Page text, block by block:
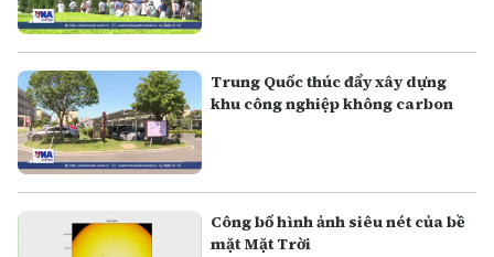
Trung Quốc thúc đẩy xây dựng
khu công nghiệp không carbon
Công bố hình ảnh siêu nét của bề
mặt Mặt Trời